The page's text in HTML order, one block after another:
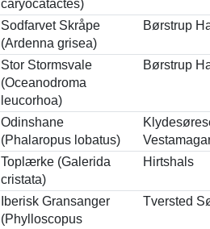
caryocatactes)
Sodfarvet Skråpe
(Ardenna grisea)
Børstrup
Stor Stormsvale
(Oceanodroma
leucorhoa)
Børstrup
Odinshane
(Phalaropus lobatus)
Toplærke (Galerida
cristata)
Hirtshals
Iberisk Gransanger
(Phylloscopus
Tversted